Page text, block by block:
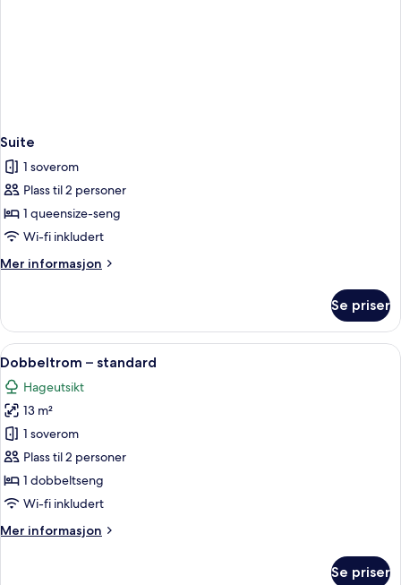
Suite
1 soverom
Plass til 2 personer
1 queensize-seng
Wi-fi inkludert
Mer informasjon
Mer
Se priser
Åpne
alle
bildene
av
Dobbeltrom
–
standard
Minibar, safe på rommet, lydisolert
3
Dobbeltrom – standard
Hageutsikt
13 m²
1 soverom
Plass til 2 personer
1 dobbeltseng
Wi-fi inkludert
Mer informasjon
Mer
Se priser